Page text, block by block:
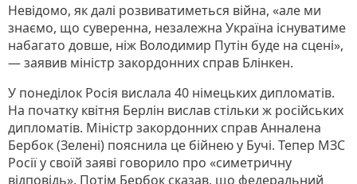
Невідомо, як далі розвиватиметься війна, «але ми
знаємо, що суверенна, незалежна Україна існуватиме
набагато довше, ніж Володимир Путін буде на сцені»,
— заявив міністр закордонних справ Блінкен.
У понеділок Росія вислала 40 німецьких дипломатів.
На початку квітня Берлін вислав стільки ж російських
дипломатів. Міністр закордонних справ Анналена
Бербок (Зелені) пояснила це бійнею у Бучі. Тепер МЗС
Росії у своїй заяві говорило про «симетричну
відповідь». Потім Бербок сказав, що федеральний